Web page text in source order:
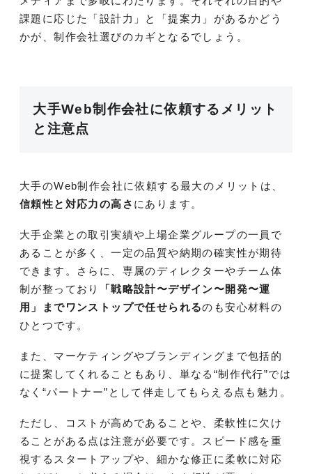
課題に応じた「設計力」と「提案力」があるかどう
かが、制作会社選びのカギとなるでしょう。
大手Web制作会社に依頼するメリット
と注意点
大手のWeb制作会社に依頼する最大のメリットは、
信頼性と対応力の高さ にあります。
大手企業との取引実績や上場企業グループの一員で
あることが多く、一定の品質や納期の確実性が期待
できます。さらに、専属のディレクターやチーム体
制が整っており
「戦略設計〜デザイン〜開発〜運
用」までワンストップで任せられるのも安心材料の
ひとつです。
また、マーケティングやブランディングまで包括的
に提案してくれることもあり、単なる“制作代行”では
なく“パートナー”として伴走してもらえる点も魅力。
ただし、コストが高めであることや、柔軟性に欠け
ることがある点は注意が必要です。スピード感を重
視するスタートアップや、細かな修正に柔軟に対応